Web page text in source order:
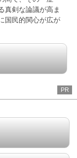
真剣な論議が高ま
国民的関心が広が
PR